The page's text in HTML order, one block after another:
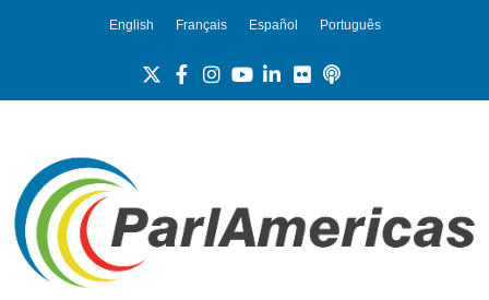
English Français Español Português